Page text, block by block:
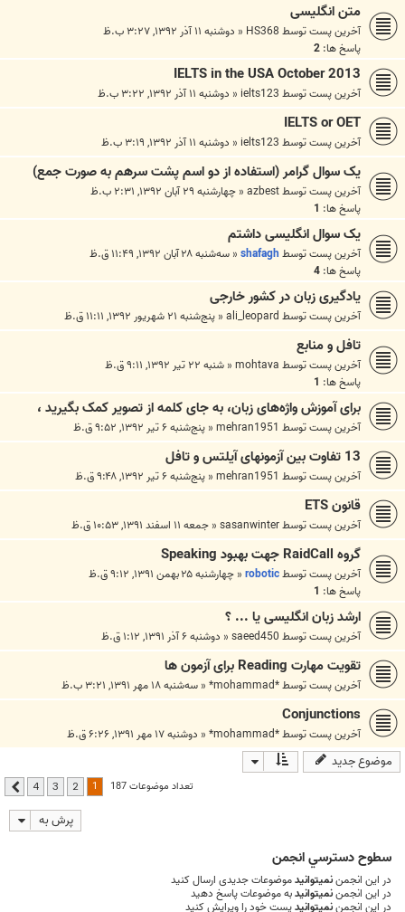
متن انگلیسی
آخرین پست توسطHS368
« دوشنبه ۱۱ آذر ۱۳۹۲, ۳:۲۷ ب.ظ
پاسخ ها: 2
IELTS in the USA October 2013
آخرین پست توسطielts123
« دوشنبه ۱۱ آذر ۱۳۹۲, ۳:۲۲ ب.ظ
IELTS or OET
آخرین پست توسطielts123
« دوشنبه ۱۱ آذر ۱۳۹۲, ۳:۱۹ ب.ظ
یک سوال گرامر (استفاده از دو اسم پشت سرهم به صورت جمع)
آخرین پست توسطazbest
« چهارشنبه ۲۹ آبان ۱۳۹۲, ۲:۳۱ ب.ظ
پاسخ ها: 1
یک سوال انگلیسی داشتم
آخرین پست توسطshafagh
« سه‌شنبه ۲۸ آبان ۱۳۹۲, ۱۱:۴۹ ق.ظ
پاسخ ها: 4
یادگیری زبان در کشور خارجی
آخرین پست توسطali_leopard
« پنج‌شنبه ۲۱ شهریور ۱۳۹۲, ۱۱:۱۱ ق.ظ
تافل و منابع
آخرین پست توسطmohtava
« شنبه ۲۲ تیر ۱۳۹۲, ۹:۱۱ ق.ظ
پاسخ ها: 1
برای آموزش واژه‌های زبان، به جای کلمه از تصویر کمک بگیرید ،
آخرین پست توسطmehran1951
« پنج‌شنبه ۶ تیر ۱۳۹۲, ۹:۵۲ ق.ظ
13 تفاوت بین آزمونهای آیلتس و تافل
آخرین پست توسطmehran1951
« پنج‌شنبه ۶ تیر ۱۳۹۲, ۹:۴۸ ق.ظ
قانون ETS
آخرین پست توسطsasanwinter
« جمعه ۱۱ اسفند ۱۳۹۱, ۱۰:۵۳ ق.ظ
گروه RaidCall جهت بهبود Speaking
آخرین پست توسطrobotic
« چهارشنبه ۲۵ بهمن ۱۳۹۱, ۹:۱۲ ق.ظ
پاسخ ها: 1
ارشد زبان انگلیسی یا ... ؟
آخرین پست توسطsaeed450
« دوشنبه ۶ آذر ۱۳۹۱, ۱:۱۲ ق.ظ
تقویت مهارت Reading برای آزمون ها
آخرین پست توسط*mohammad*
« سه‌شنبه ۱۸ مهر ۱۳۹۱, ۳:۲۱ ب.ظ
Conjunctions
آخرین پست توسط*mohammad*
« دوشنبه ۱۷ مهر ۱۳۹۱, ۶:۲۶ ق.ظ
موضوع جدید
تعداد موضوعات 187 2
3
4 بعدی
پرش به
سطوح دسترسي انجمن
در این انجمننمیتوانیدموضوعات جدیدی ارسال کنید
در این انجمننمیتوانیدبه موضوعات پاسخ دهید
در این انجمننمیتوانیدپست خود را ویرایش کنید